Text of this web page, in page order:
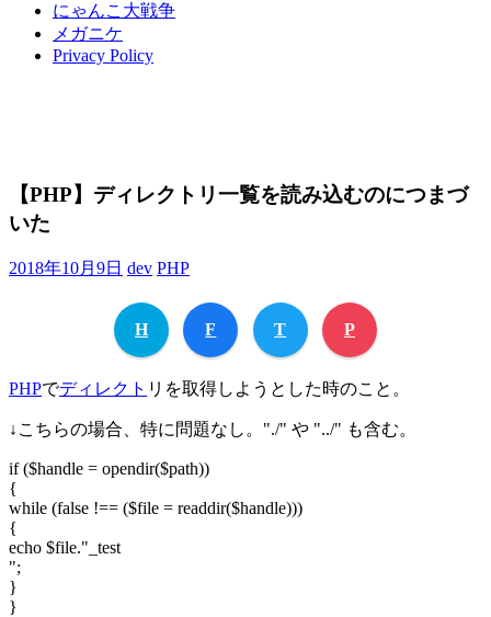
にゃんこ大戦争
メガニケ
Privacy Policy
【PHP】ディレクトリ一覧を読み込むのにつまづ
いた
2018年10月9日 dev PHP
H F T P
PHPでディレクト リを取得しようとした時のこと。
↓こちらの場合、特に問題なし。"./" や "../" も含む。
if ($handle = opendir($path))
{
while (false !== ($file = readdir($handle)))
{
echo $file."_test
";
}
}